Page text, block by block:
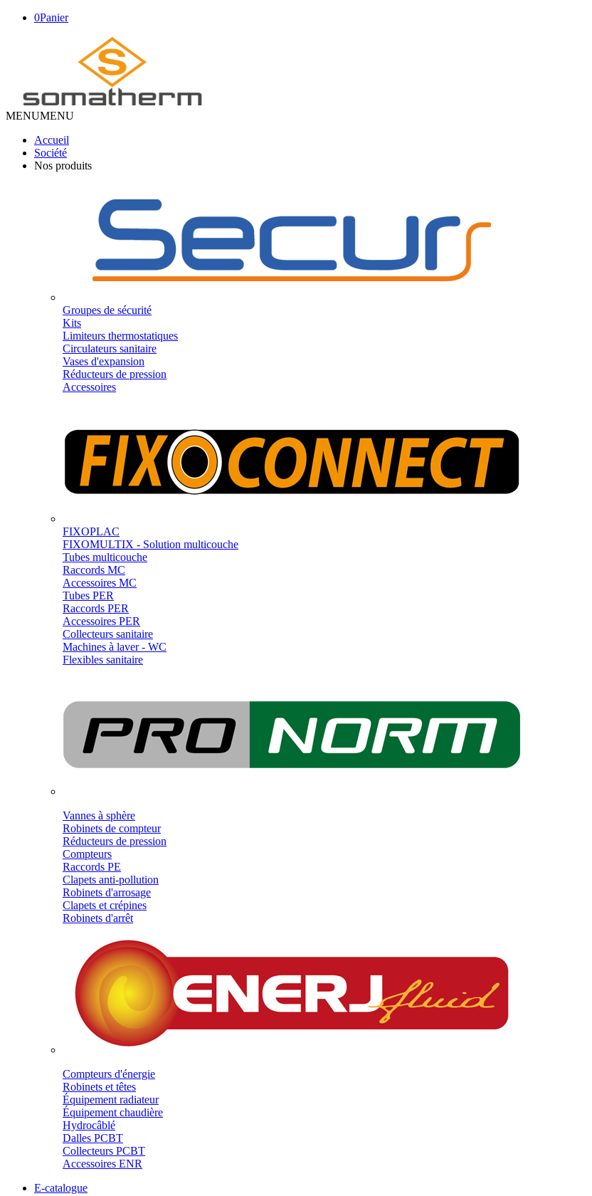
0Panier
MENUMENU
Accueil
Société
Nos produits
Groupes de sécurité
Kits
Limiteurs thermostatiques
Circulateurs sanitaire
Vases d'expansion
Réducteurs de pression
Accessoires
FIXOPLAC
FIXOMULTIX - Solution multicouche
Tubes multicouche
Raccords MC
Accessoires MC
Tubes PER
Raccords PER
Accessoires PER
Collecteurs sanitaire
Machines à laver - WC
Flexibles sanitaire
Vannes à sphère
Robinets de compteur
Réducteurs de pression
Compteurs
Raccords PE
Clapets anti-pollution
Robinets d'arrosage
Clapets et crépines
Robinets d'arrêt
Compteurs d'énergie
Robinets et têtes
Équipement radiateur
Équipement chaudière
Hydrocâblé
Dalles PCBT
Collecteurs PCBT
Accessoires ENR
E-catalogue